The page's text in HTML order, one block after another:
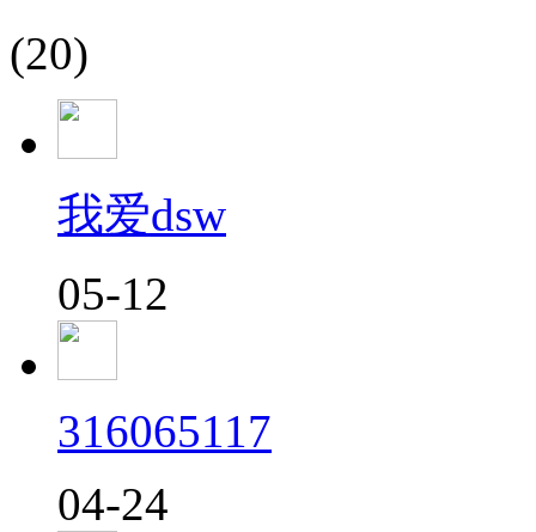
(20)
我爱dsw
05-12
316065117
04-24